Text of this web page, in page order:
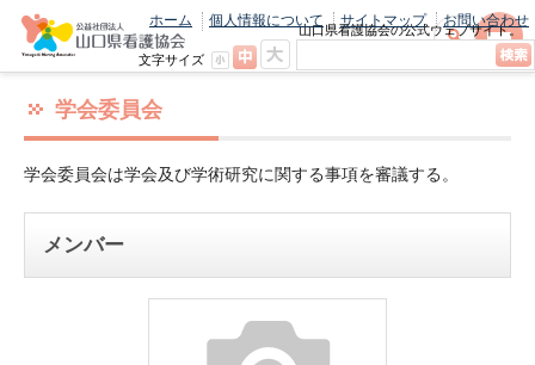
山口県看護協会の公式ウェブサイト。
最新のニュースやお知らせをいち早くお
ホーム 個人情報について サイトマップ お問い合わせ
文字サイズ
学会委員会
学会委員会は学会及び学術研究に関する事項を審議する。
メンバー